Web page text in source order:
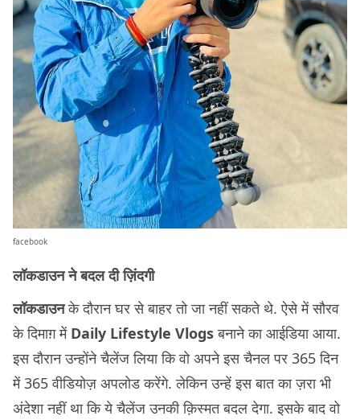
facebook
लॉकडाउन ने बदल दी ज़िंदगी
लॉकडाउनके दौरान घर से बाहर तो जा नहीं सकते थे. ऐसे में सौरव
के दिमाग़ में Daily Lifestyle Vlogsबनाने का आईडिया आया.
इस दौरान उन्होंने चैलेंज लिया कि वो अपने इस चैनल पर 365 दिन
में 365 वीडियोज़ अपलोड करेंगे. लेकिन उन्हें इस बात का ज़रा भी
अंदेशा नहीं था कि ये चैलेंज उनकी क़िस्मत बदल देगा. इसके बाद वो